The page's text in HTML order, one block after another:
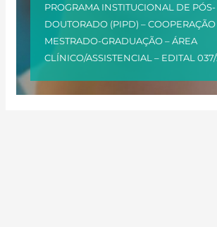
PROGRAMA INSTITUCIONAL DE PÓS-
DOUTORADO (PIPD) – COOPERAÇÃO
MESTRADO-GRADUAÇÃO – ÁREA
CLÍNICO/ASSISTENCIAL – EDITAL